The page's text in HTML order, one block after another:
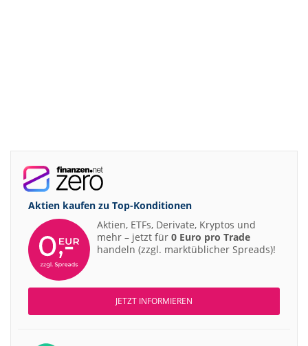
Aktien kaufen zu Top-Konditionen
Aktien, ETFs, Derivate, Kryptos und
mehr – jetzt für 0 Euro pro Trade
handeln (zzgl. marktüblicher Spreads)!
JETZT INFORMIEREN